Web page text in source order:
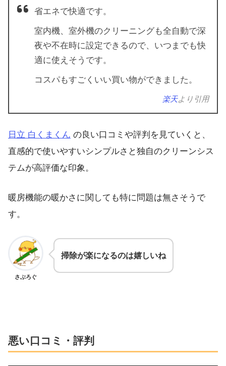
省エネで快適です。
室内機、室外機のクリーニングも全自動で深
夜や不在時に設定できるので、いつまでも快
適に使えそうです。
コスパもすごくいい買い物ができました。
楽天より引用
日立 白くまくん の良い口コミや評判を見ていくと、
直感的で使いやすいシンプルさと独自のクリーンシス
テムが高評価な印象。
暖房機能の暖かさに関しても特に問題は無さそうで
す。
さぶろぐ
掃除が楽になるのは嬉しいね
悪い口コミ・評判